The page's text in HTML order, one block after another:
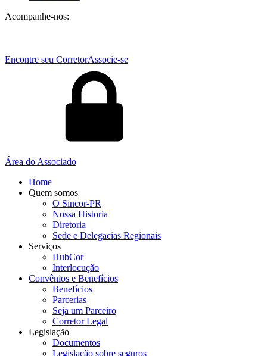
Acompanhe-nos:
Encontre seu CorretorAssocie-se
Área do Associado
Home
Quem somos
O Sincor-PR
Nossa Historia
Diretoria
Sede e Delegacias Regionais
Serviços
HubCor
Interlocução
Convênios e Benefícios
Benefícios
Parcerias
Seja um Parceiro
Corretor Legal
Legislação
Documentos
Legislação sobre seguros